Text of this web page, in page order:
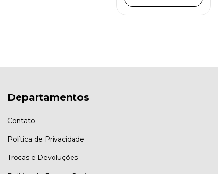
Departamentos
Contato
Política de Privacidade
Trocas e Devoluções